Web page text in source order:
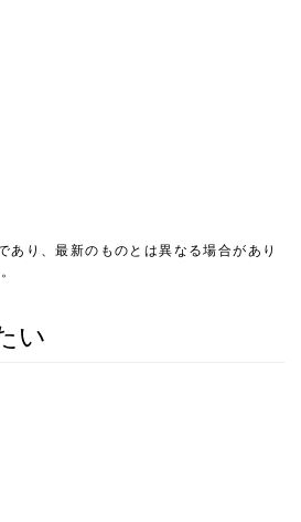
あり、最新のものとは異なる場合があり
い